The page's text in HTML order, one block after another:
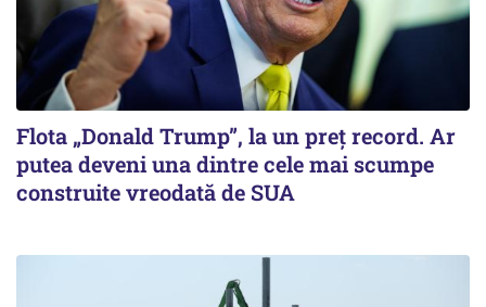
Flota „Donald Trump”, la un preț record. Ar
putea deveni una dintre cele mai scumpe
construite vreodată de SUA